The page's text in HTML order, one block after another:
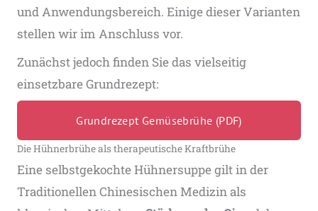
und Anwendungsbereich. Einige dieser Varianten
stellen wir im Anschluss vor.
Zunächst jedoch finden Sie das vielseitig
einsetzbare Grundrezept:
Grundrezept Gemüsebrühe (PDF)
Die Hühnerbrühe als therapeutische Kraftbrühe
Eine selbstgekochte Hühnersuppe gilt in der
Traditionellen Chinesischen Medizin als